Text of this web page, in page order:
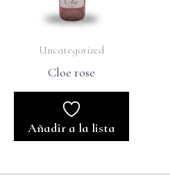
Uncategorized
Cloe rose
Añadir a la lista